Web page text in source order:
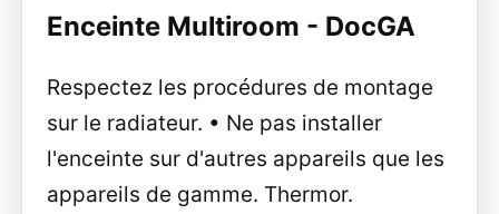
Enceinte Multiroom - DocGA
Respectez les procédures de montage
sur le radiateur. • Ne pas installer
l'enceinte sur d'autres appareils que les
appareils de gamme. Thermor.